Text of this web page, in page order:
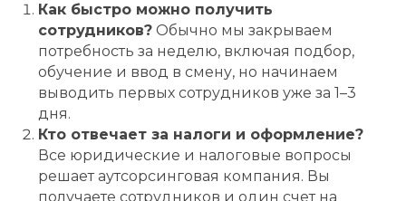
Как быстро можно получить
сотрудников? Обычно мы закрываем
потребность за неделю, включая подбор,
обучение и ввод в смену, но начинаем
выводить первых сотрудников уже за 1–3
дня.
Кто отвечает за налоги и оформление?
Все юридические и налоговые вопросы
решает аутсорсинговая компания. Вы
получаете сотрудников и один счет на